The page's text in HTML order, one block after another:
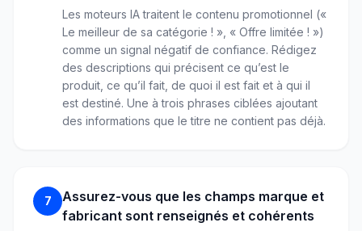
Les moteurs IA traitent le contenu promotionnel («
Le meilleur de sa catégorie ! », « Offre limitée ! »)
comme un signal négatif de confiance. Rédigez
des descriptions qui précisent ce qu’est le
produit, ce qu’il fait, de quoi il est fait et à qui il
est destiné. Une à trois phrases ciblées ajoutant
des informations que le titre ne contient pas déjà.
7
Assurez-vous que les champs marque et
fabricant sont renseignés et cohérents